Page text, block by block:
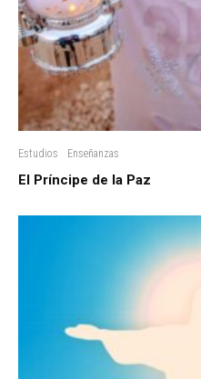
Estudios Enseñanzas
El Príncipe de la Paz